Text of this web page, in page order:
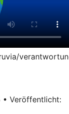
• Veröffentlicht: